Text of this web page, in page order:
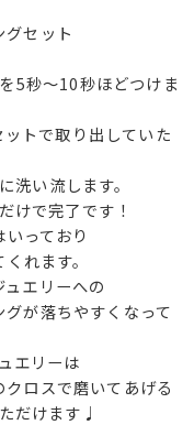
セット
5秒〜10秒ほどつけま
トで取り出していた
洗い流します。
けで完了です！
っており
れます。
エリーへの
が落ちやすくなって
エリーは
ロスで磨いてあげる
だけます♩